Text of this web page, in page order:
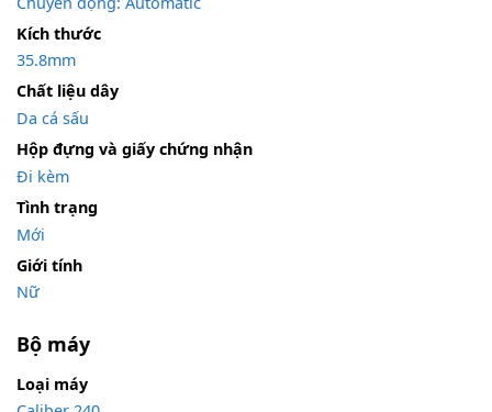
Kích thước
35.8mm
Chất liệu dây
Da cá sấu
Hộp đựng và giấy chứng nhận
Đi kèm
Tình trạng
Mới
Giới tính
Nữ
Bộ máy
Loại máy